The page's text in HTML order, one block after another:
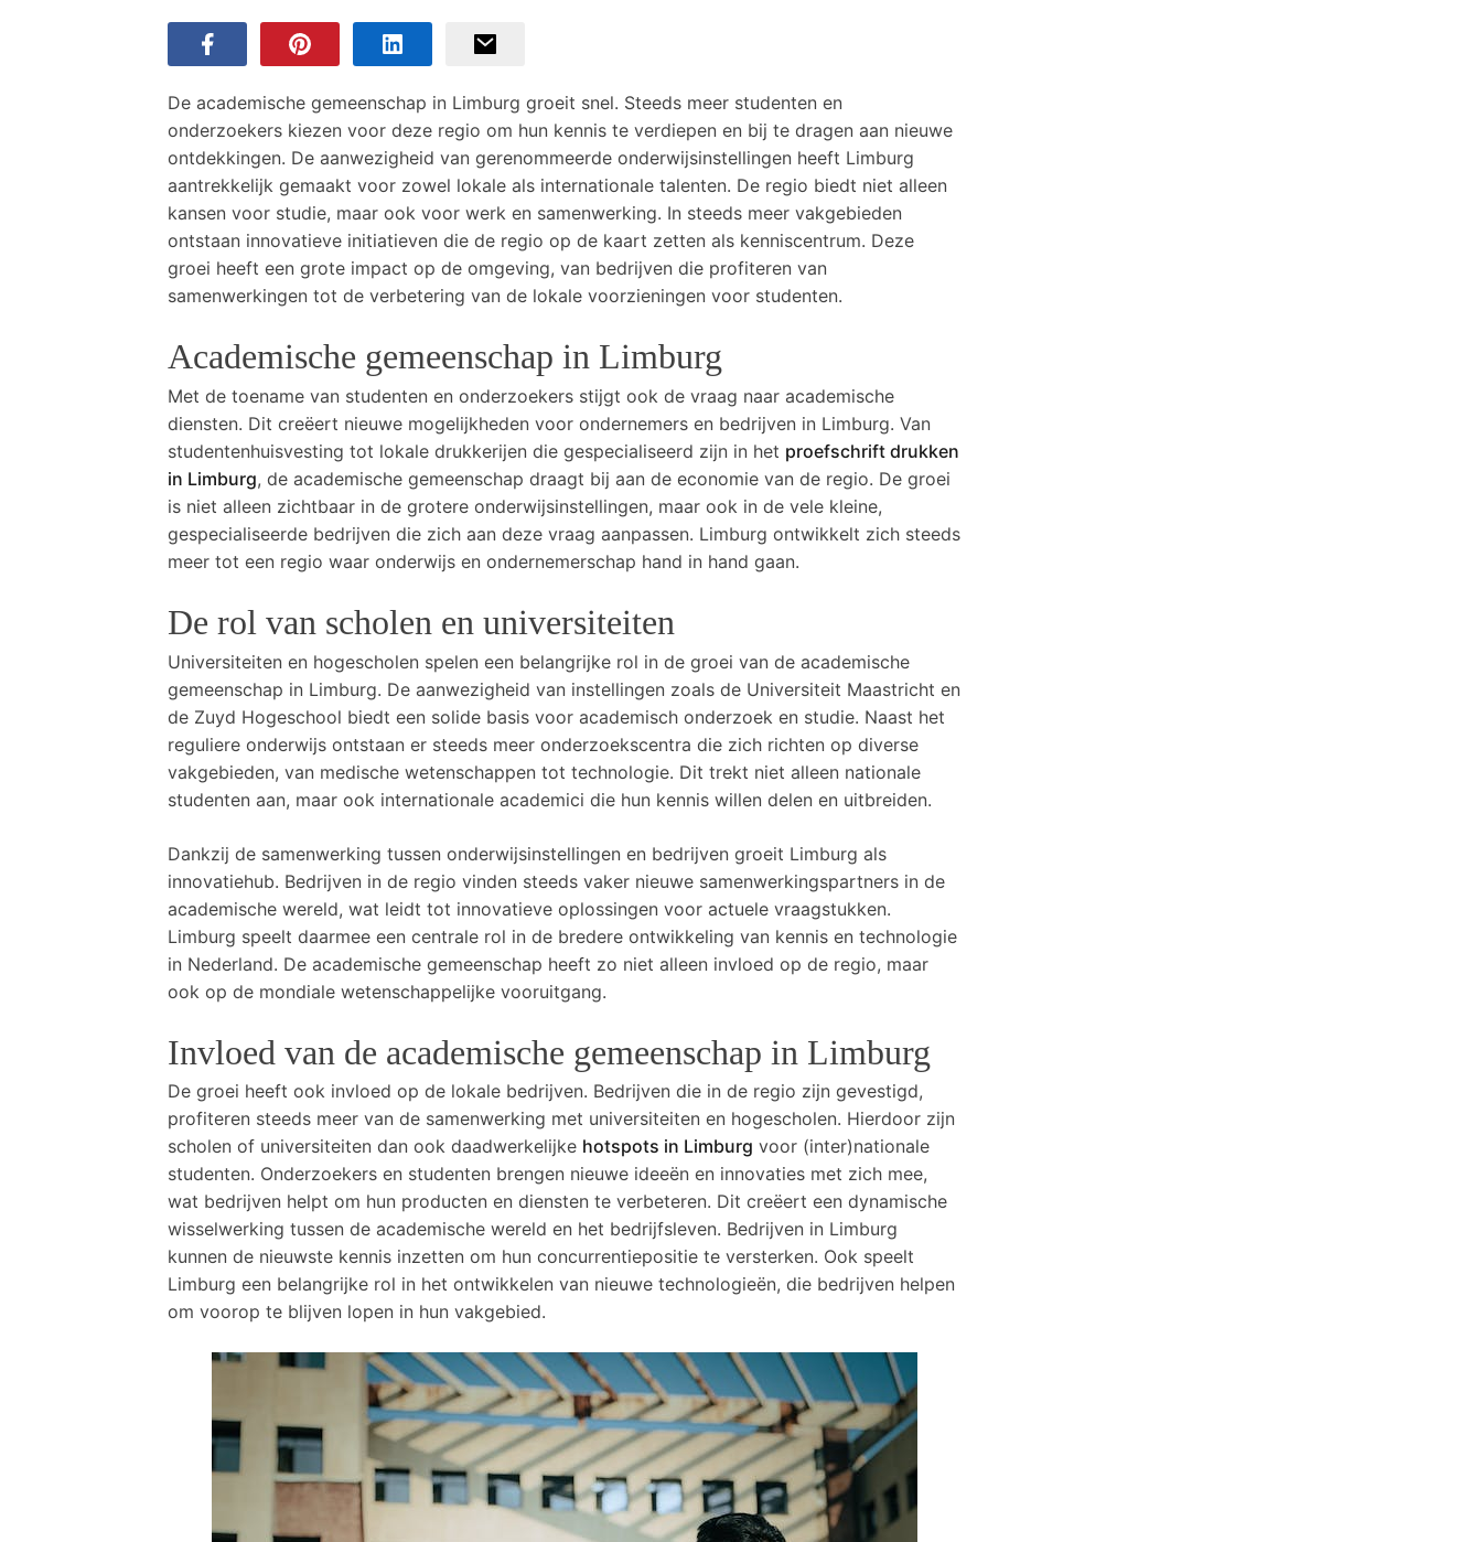
De academische gemeenschap in Limburg groeit snel. Steeds meer studenten en
onderzoekers kiezen voor deze regio om hun kennis te verdiepen en bij te dragen aan nieuwe
ontdekkingen. De aanwezigheid van gerenommeerde onderwijsinstellingen heeft Limburg
aantrekkelijk gemaakt voor zowel lokale als internationale talenten. De regio biedt niet alleen
kansen voor studie, maar ook voor werk en samenwerking. In steeds meer vakgebieden
ontstaan innovatieve initiatieven die de regio op de kaart zetten als kenniscentrum. Deze
groei heeft een grote impact op de omgeving, van bedrijven die profiteren van
samenwerkingen tot de verbetering van de lokale voorzieningen voor studenten.
Academische gemeenschap in Limburg
Met de toename van studenten en onderzoekers stijgt ook de vraag naar academische
diensten. Dit creëert nieuwe mogelijkheden voor ondernemers en bedrijven in Limburg. Van
studentenhuisvesting tot lokale drukkerijen die gespecialiseerd zijn in het proefschrift drukken
in Limburg, de academische gemeenschap draagt bij aan de economie van de regio. De groei
is niet alleen zichtbaar in de grotere onderwijsinstellingen, maar ook in de vele kleine,
gespecialiseerde bedrijven die zich aan deze vraag aanpassen. Limburg ontwikkelt zich steeds
meer tot een regio waar onderwijs en ondernemerschap hand in hand gaan.
De rol van scholen en universiteiten
Universiteiten en hogescholen spelen een belangrijke rol in de groei van de academische
gemeenschap in Limburg. De aanwezigheid van instellingen zoals de Universiteit Maastricht en
de Zuyd Hogeschool biedt een solide basis voor academisch onderzoek en studie. Naast het
reguliere onderwijs ontstaan er steeds meer onderzoekscentra die zich richten op diverse
vakgebieden, van medische wetenschappen tot technologie. Dit trekt niet alleen nationale
studenten aan, maar ook internationale academici die hun kennis willen delen en uitbreiden.
Dankzij de samenwerking tussen onderwijsinstellingen en bedrijven groeit Limburg als
innovatiehub. Bedrijven in de regio vinden steeds vaker nieuwe samenwerkingspartners in de
academische wereld, wat leidt tot innovatieve oplossingen voor actuele vraagstukken.
Limburg speelt daarmee een centrale rol in de bredere ontwikkeling van kennis en technologie
in Nederland. De academische gemeenschap heeft zo niet alleen invloed op de regio, maar
ook op de mondiale wetenschappelijke vooruitgang.
Invloed van de academische gemeenschap in Limburg
De groei heeft ook invloed op de lokale bedrijven. Bedrijven die in de regio zijn gevestigd,
profiteren steeds meer van de samenwerking met universiteiten en hogescholen. Hierdoor zijn
scholen of universiteiten dan ook daadwerkelijke hotspots in Limburg voor (inter)nationale
studenten. Onderzoekers en studenten brengen nieuwe ideeën en innovaties met zich mee,
wat bedrijven helpt om hun producten en diensten te verbeteren. Dit creëert een dynamische
wisselwerking tussen de academische wereld en het bedrijfsleven. Bedrijven in Limburg
kunnen de nieuwste kennis inzetten om hun concurrentiepositie te versterken. Ook speelt
Limburg een belangrijke rol in het ontwikkelen van nieuwe technologieën, die bedrijven helpen
om voorop te blijven lopen in hun vakgebied.